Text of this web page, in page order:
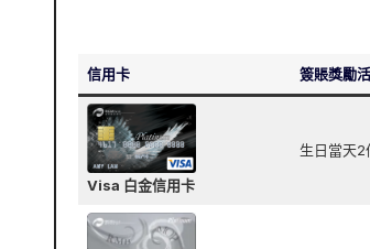
信用卡 簽賬獎勵
Visa 白金信用卡
生日當天2